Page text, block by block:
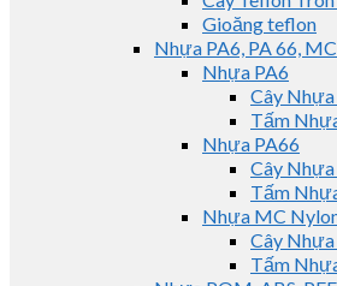
Gioăng teflon
Nhựa PA6, PA 66,
Nhựa PA6
Cây
Tấm
Nhựa PA66
Cây
Tấm
Nhựa MC
Cây
Tấm